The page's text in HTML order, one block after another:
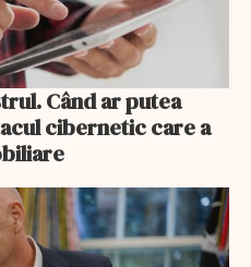
Când ar putea
cibernetic care a